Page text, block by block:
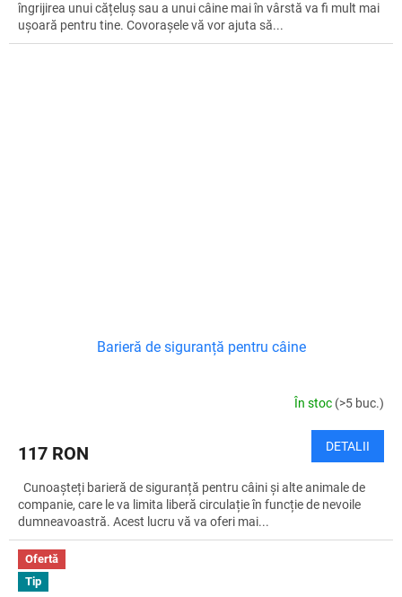
îngrijirea unui cățeluș sau a unui câine mai în vârstă va fi mult mai
ușoară pentru tine. Covorașele vă vor ajuta să...
Barieră de siguranță pentru câine
În stoc (>5 buc.)
117 RON DETALII
Cunoașteți barieră de siguranță pentru câini și alte animale de
companie, care le va limita liberă circulație în funcție de nevoile
dumneavoastră. Acest lucru vă va oferi mai...
Ofertă
Tip